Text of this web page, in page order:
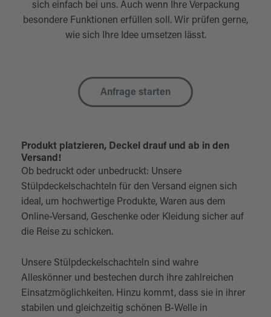
sich einfach bei uns. Auch wenn Ihre Verpackung
besondere Funktionen erfüllen soll. Wir prüfen gerne,
wie sich Ihre Idee umsetzen lässt.
Anfrage starten
Produkt platzieren, Deckel drauf und ab in den
Versand!
Ob bedruckt oder unbedruckt: Unsere
Stülpdeckelschachteln für den Versand eignen sich
ideal, um hochwertige Produkte, Waren aus dem
Online-Versand, Geschenke oder Kleidung sicher auf
die Reise zu schicken.
Unsere Stülpdeckelschachteln sind wahre
Alleskönner und bestechen durch ihre zahlreichen
Einsatzmöglichkeiten. Hinzu kommt, dass sie in ihrer
stabilen und gleichzeitig schönen B-Welle in